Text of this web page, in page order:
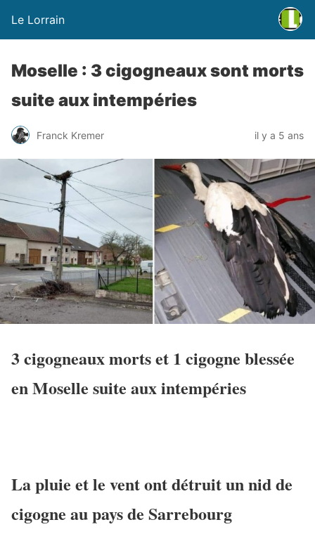
Le Lorrain
Moselle : 3 cigogneaux sont morts
suite aux intempéries
Franck Kremer il y a 5 ans
3 cigogneaux morts et 1 cigogne blessée
en Moselle suite aux intempéries
La pluie et le vent ont détruit un nid de
cigogne au pays de Sarrebourg